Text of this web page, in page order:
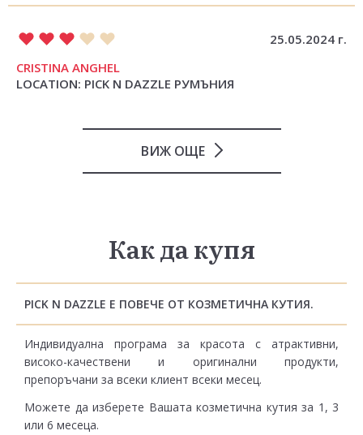
25.05.2024 г.
CRISTINA ANGHEL
LOCATION: PICK N DAZZLE РУМЪНИЯ
ВИЖ ОЩЕ
Как да купя
PICK N DAZZLE Е ПОВЕЧЕ ОТ КОЗМЕТИЧНА КУТИЯ.
Индивидуална програма за красота с атрактивни,
високо-качествени и оригинални продукти,
препоръчани за всеки клиент всеки месец.
Можете да изберете Вашата козметична кутия за 1, 3
или 6 месеца.